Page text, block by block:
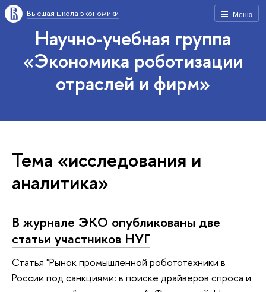
Меню
Высшая школа экономики
Научно-учебная группа
«Экономика роботизации
отраслей и фирм»
Тема «исследования и
аналитика»
В журнале ЭКО опубликованы две
статьи участников НУГ
Статья "Рынок промышленной робототехники в
России под санкциями: в поиске драйверов спроса и